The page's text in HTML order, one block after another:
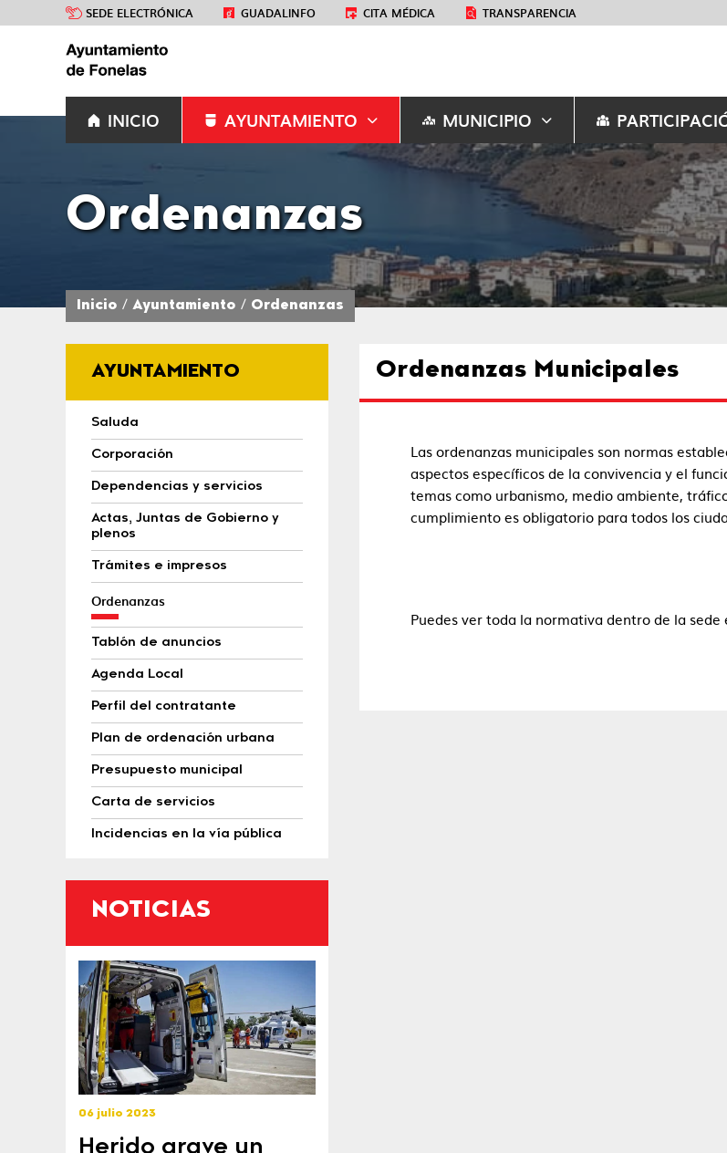
SEDE ELECTRÓNICA GUADALINFO CITA MÉDICA TRANSPARENCIA
INICIO AYUNTAMIENTO MUNICIPIO
Ordenanzas
Inicio Ayuntamiento Ordenanzas
AYUNTAMIENTO
Saluda
Corporación
Dependencias y servicios
Actas, Juntas de Gobierno y
plenos
Trámites e impresos
Ordenanzas
Tablón de anuncios
Agenda Local
Perfil del contratante
Plan de ordenación urbana
Presupuesto municipal
Carta de servicios
Incidencias en la vía pública
NOTICIAS
06 julio 2023
Herido grave un
Ordenanzas Municipales
Las ordenanzas municipales son normas
aspectos específicos de la convivencia y el
temas como urbanismo, medio ambiente,
cumplimiento es obligatorio para todos los
Puedes ver toda la normativa dentro de la sede